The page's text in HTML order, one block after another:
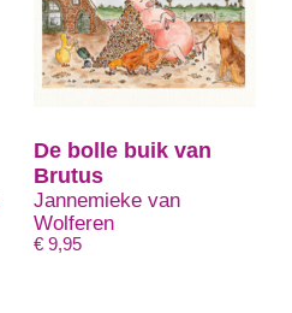
De bolle buik van
Brutus
Jannemieke van
Wolferen
€ 9,95